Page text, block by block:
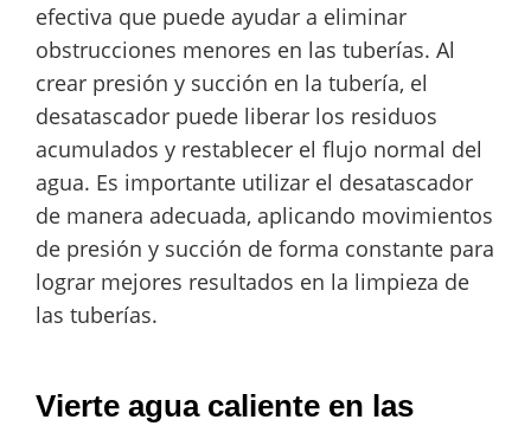
efectiva que puede ayudar a eliminar
obstrucciones menores en las tuberías. Al
crear presión y succión en la tubería, el
desatascador puede liberar los residuos
acumulados y restablecer el flujo normal del
agua. Es importante utilizar el desatascador
de manera adecuada, aplicando movimientos
de presión y succión de forma constante para
lograr mejores resultados en la limpieza de
las tuberías.
Vierte agua caliente en las